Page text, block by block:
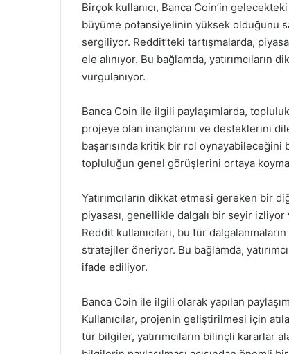
Birçok kullanıcı, Banca Coin’in
büyüme potansiyelinin yüksek olduğunu
sergiliyor. Reddit’teki tartışmalarda,
ele alınıyor. Bu bağlamda, yatırımcıların
vurgulanıyor.
Banca Coin ile ilgili paylaşımlarda,
projeye olan inançlarını ve desteklerini
başarısında kritik bir rol oynayabileceğini
topluluğun genel görüşlerini ortaya
Yatırımcıların dikkat etmesi gereken bir
piyasası, genellikle dalgalı bir seyir
Reddit kullanıcıları, bu tür
stratejiler öneriyor. Bu bağlamda,
ifade ediliyor.
Banca Coin ile ilgili olarak yapılan
Kullanıcılar, projenin geliştirilmesi için
tür bilgiler, yatırımcıların bilinçli kararlar